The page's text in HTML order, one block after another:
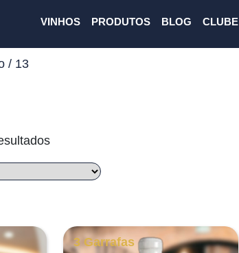
VINHOS PRODUTOS BLOG CLUBE
/ 13
3 Garrafas